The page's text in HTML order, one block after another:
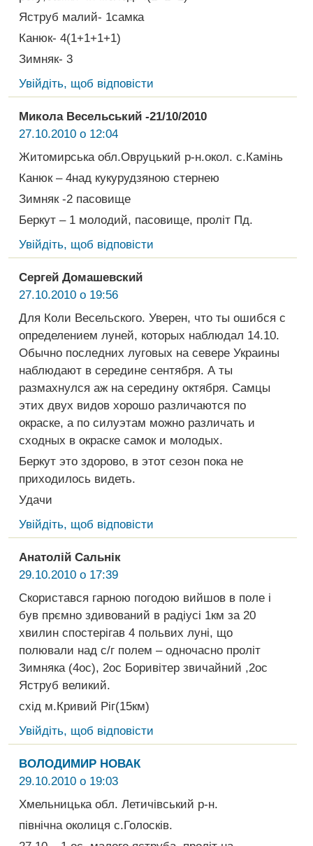
Яструб малий- 1самка
Канюк- 4(1+1+1+1)
Зимняк- 3
Увійдіть, щоб відповісти
Микола Весельський -21/10/2010
27.10.2010 о 12:04
Житомирська обл.Овруцький р-н.окол. с.Камінь
Канюк – 4над кукурудзяною стернею
Зимняк -2 пасовище
Беркут – 1 молодий, пасовище, проліт Пд.
Увійдіть, щоб відповісти
Сергей Домашевский
27.10.2010 о 19:56
Для Коли Весельского. Уверен, что ты ошибся с
определением луней, которых наблюдал 14.10.
Обычно последних луговых на севере Украины
наблюдают в середине сентября. А ты
размахнулся аж на середину октября. Самцы
этих двух видов хорошо различаются по
окраске, а по силуэтам можно различать и
сходных в окраске самок и молодых.
Беркут это здорово, в этот сезон пока не
приходилось видеть.
Удачи
Увійдіть, щоб відповісти
Анатолій Сальнік
29.10.2010 о 17:39
Скористався гарною погодою вийшов в поле і
був прємно здивований в радіусі 1км за 20
хвилин спостерігав 4 польвих луні, що
полювали над с/г полем – одночасно проліт
Зимняка (4ос), 2ос Боривітер звичайний ,2ос
Яструб великий.
схід м.Кривий Ріг(15км)
Увійдіть, щоб відповісти
ВОЛОДИМИР НОВАК
29.10.2010 о 19:03
Хмельницька обл. Летичівський р-н.
північна околиця с.Голосків.